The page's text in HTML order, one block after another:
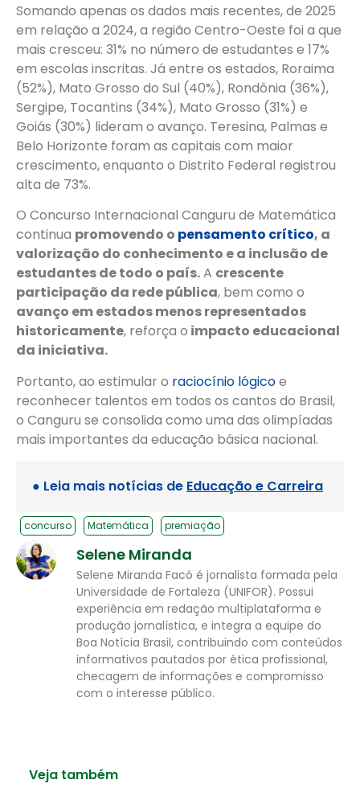
Somando apenas os dados mais recentes, de 2025
em relação a 2024, a região Centro-Oeste foi a que
mais cresceu: 31% no número de estudantes e 17%
em escolas inscritas. Já entre os estados, Roraima
(52%), Mato Grosso do Sul (40%), Rondônia (36%),
Sergipe, Tocantins (34%), Mato Grosso (31%) e
Goiás (30%) lideram o avanço. Teresina, Palmas e
Belo Horizonte foram as capitais com maior
crescimento, enquanto o Distrito Federal registrou
alta de 73%.
O Concurso Internacional Canguru de Matemática
continua promovendo o pensamento crítico, a
valorização do conhecimento e a inclusão de
estudantes de todo o país.A crescente
participação da rede pública, bem como o
avanço em estados menos representados
historicamente, reforça o impacto educacional
da iniciativa.
Portanto, ao estimular o raciocínio lógicoe
reconhecer talentos em todos os cantos do Brasil,
o Canguru se consolida como uma das olimpíadas
mais importantes da educação básica nacional.
● Leia mais notícias de Educação e Carreira
concurso Matemática premiação
Selene Miranda
Selene Miranda Facó é jornalista formada pela
Universidade de Fortaleza (UNIFOR). Possui
experiência em redação multiplataforma e
produção jornalística, e integra a equipe do
Boa Notícia Brasil, contribuindo com conteúdos
informativos pautados por ética profissional,
checagem de informações e compromisso
com o interesse público.
Veja também